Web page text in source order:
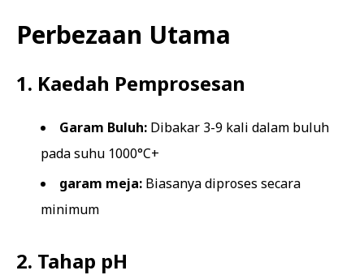
Perbezaan Utama
1. Kaedah Pemprosesan
Garam Buluh: Dibakar 3-9 kali dalam buluh
pada suhu 1000°C+
garam meja: Biasanya diproses secara
minimum
2. Tahap pH